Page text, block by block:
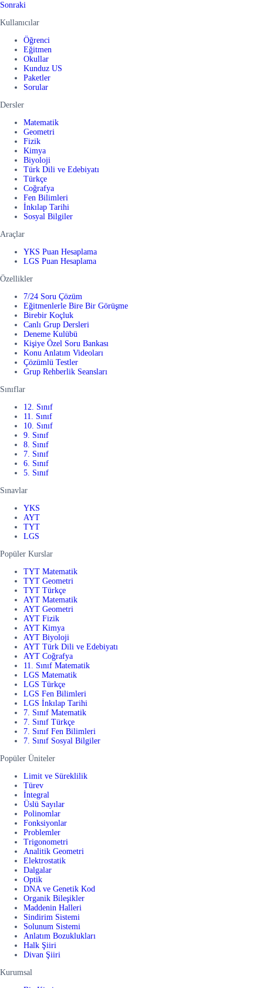
Sonraki
Kullanıcılar
Öğrenci
Eğitmen
Okullar
Kunduz US
Paketler
Sorular
Dersler
Matematik
Geometri
Fizik
Kimya
Biyoloji
Türk Dili ve Edebiyatı
Türkçe
Coğrafya
Fen Bilimleri
İnkılap Tarihi
Sosyal Bilgiler
Araçlar
YKS Puan Hesaplama
LGS Puan Hesaplama
Özellikler
7/24 Soru Çözüm
Eğitmenlerle Bire Bir Görüşme
Birebir Koçluk
Canlı Grup Dersleri
Deneme Kulübü
Kişiye Özel Soru Bankası
Konu Anlatım Videoları
Çözümlü Testler
Grup Rehberlik Seansları
Sınıflar
12. Sınıf
11. Sınıf
10. Sınıf
9. Sınıf
8. Sınıf
7. Sınıf
6. Sınıf
5. Sınıf
Sınavlar
YKS
AYT
TYT
LGS
Popüler Kurslar
TYT Matematik
TYT Geometri
TYT Türkçe
AYT Matematik
AYT Geometri
AYT Fizik
AYT Kimya
AYT Biyoloji
AYT Türk Dili ve Edebiyatı
AYT Coğrafya
11. Sınıf Matematik
LGS Matematik
LGS Türkçe
LGS Fen Bilimleri
LGS İnkılap Tarihi
7. Sınıf Matematik
7. Sınıf Türkçe
7. Sınıf Fen Bilimleri
7. Sınıf Sosyal Bilgiler
Popüler Üniteler
Limit ve Süreklilik
Türev
İntegral
Üslü Sayılar
Polinomlar
Fonksiyonlar
Problemler
Trigonometri
Analitik Geometri
Elektrostatik
Dalgalar
Optik
DNA ve Genetik Kod
Organik Bileşikler
Maddenin Halleri
Sindirim Sistemi
Solunum Sistemi
Anlatım Bozuklukları
Halk Şiiri
Divan Şiiri
Kurumsal